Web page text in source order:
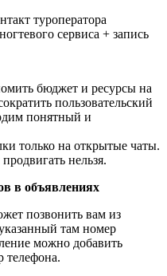
туроператора
сервиса + запись
бюджет и ресурсы на
пользовательский
понятный и
только на открытые чаты.
нельзя.
в объявлениях
позвонить вам из
там номер
можно добавить
телефона.